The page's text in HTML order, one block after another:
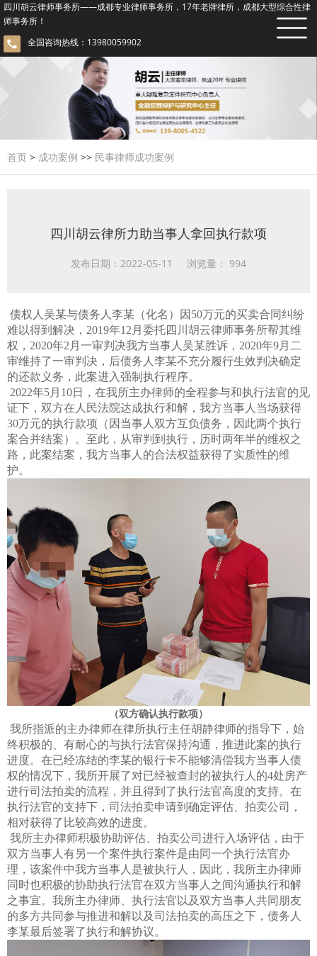
四川胡云律师事务所——成都专业律师事务所，17年老牌律所，成都大型综合性律
师事务所！
全国咨询热线：13980059902
首页 > 成功案例 >> 民事律师成功案例
四川胡云律所力助当事人拿回执行款项
发布日期：2022-05-11 浏览量： 994
债权人吴某与债务人李某（化名）因50万元的买卖合同纠纷
难以得到解决，2019年12月委托四川胡云律师事务所帮其维
权，2020年2月一审判决我方当事人吴某胜诉，2020年9月二
审维持了一审判决，后债务人李某不充分履行生效判决确定
的还款义务，此案进入强制执行程序。
2022年5月10日，在我所主办律师的全程参与和执行法官的见
证下，双方在人民法院达成执行和解，我方当事人当场获得
30万元的执行款项（因当事人双方互负债务，因此两个执行
案合并结案）。至此，从审判到执行，历时两年半的维权之
路，此案结案，我方当事人的合法权益获得了实质性的维
护。
（双方确认执行款项）
我所指派的主办律师在律所执行主任胡静律师的指导下，始
终积极的、有耐心的与执行法官保持沟通，推进此案的执行
进度。在已经冻结的李某的银行卡不能够清偿我方当事人债
权的情况下，我所开展了对已经被查封的被执行人的4处房产
进行司法拍卖的流程，并且得到了执行法官高度的支持。在
执行法官的支持下，司法拍卖申请到确定评估、拍卖公司，
相对获得了比较高效的进度。
我所主办律师积极协助评估、拍卖公司进行入场评估，由于
双方当事人有另一个案件执行案件是由同一个执行法官办
理，该案件中我方当事人是被执行人，因此，我所主办律师
同时也积极的协助执行法官在双方当事人之间沟通执行和解
之事宜。我所主办律师、执行法官以及双方当事人共同朋友
的多方共同参与推进和解以及司法拍卖的高压之下，债务人
李某最后签署了执行和解协议。